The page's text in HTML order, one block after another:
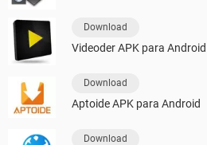
Download
Videoder APK para Android
Download
Aptoide APK para Android
Download